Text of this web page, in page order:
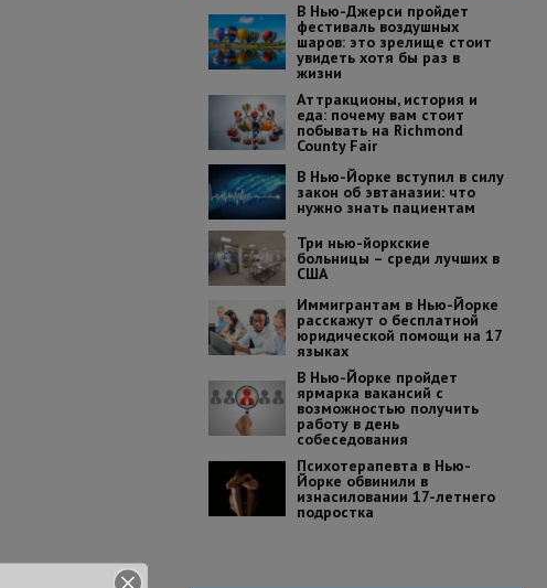
В Нью-Джерси пройдет
фестиваль воздушных
шаров: это зрелище стоит
увидеть хотя бы раз в
жизни
Аттракционы, история и
еда: почему вам стоит
побывать на Richmond
County Fair
В Нью-Йорке вступил в силу
закон об эвтаназии: что
нужно знать пациентам
Три нью-йоркские
больницы – среди лучших в
США
Иммигрантам в Нью-Йорке
расскажут о бесплатной
юридической помощи на 17
языках
В Нью-Йорке пройдет
ярмарка вакансий с
возможностью получить
работу в день
собеседования
Психотерапевта в Нью-
Йорке обвинили в
изнасиловании 17-летнего
подростка